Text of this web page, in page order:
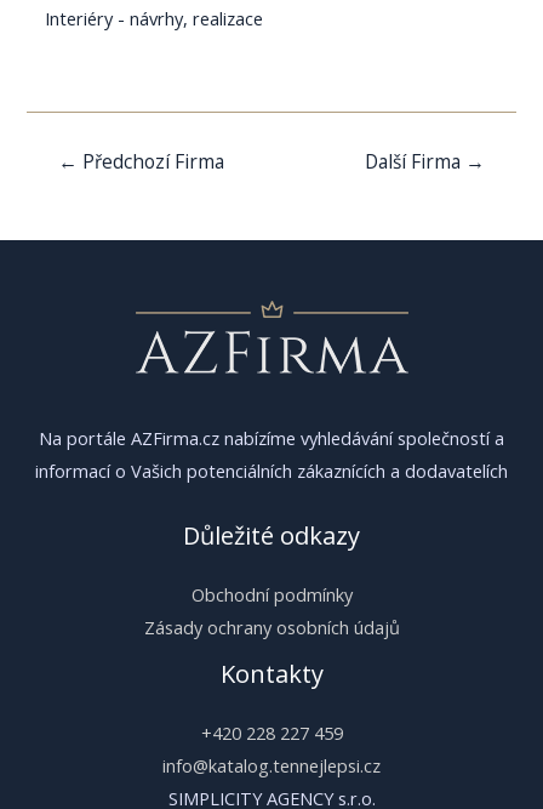
Interiéry - návrhy, realizace
Navigace
← Předchozí Firma Další Firma →
Na portále AZFirma.cz nabízíme vyhledávání společností a
informací o Vašich potenciálních zákaznících a dodavatelích
Důležité odkazy
Obchodní podmínky
Zásady ochrany osobních údajů
Kontakty
+420 228 227 459
info@katalog.tennejlepsi.cz
SIMPLICITY AGENCY s.r.o.